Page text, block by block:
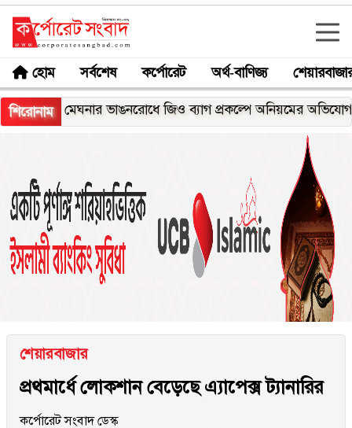
হোম সর্বশেষ কর্পোরেট অর্থ-বাণিজ্য
শিরোনাম
মেঘনার ভাঙনরোধে জিও ব্যাগ প্রকল্পে অনিয়মের অভিযোগ,
শেয়ারবাজার
প্রথমার্ধে লোকশান বেড়েছে এ্যাপেক্স ট্যানারির
কর্পোরেট সংবাদ ডেস্ক